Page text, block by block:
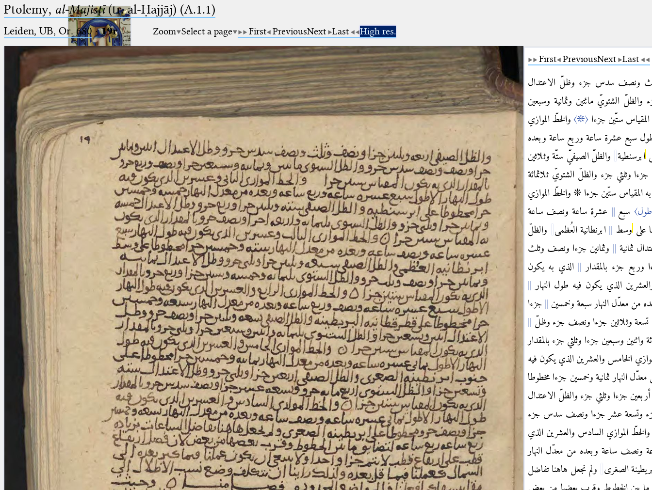
Ptolemaeus
Arabus et Latinus
(the underscore) is the placeholder
for exactly one character.
(the percent sign) is the
placeholder for no, one or more
than one character.
(two percent signs) is the
placeholder for no, one or more
than one character, but not for
blank space (so that a search ends
at word boundaries).
🔎︎
Start
Project
Team
News
Jobs
Publications
Conference
Arabic Works
Arabic Manuscripts
Latin Works
Latin Manuscripts
Latin Early Prints
Images
Texts
Glossary
Resources
Contact·
Impressum·Privacy
· 2013
Print 🖨
Ptolemy, al-Majisṭī(tr. al-Ḥajjāj) (A.1.1)
Leiden, UB, Or. 680·19r Zoom Select a page First PreviousNext Last High res.
First PreviousNext Last
ونصف سدس جزء وظلّ الاعتدال
الشتويّ مائتين وثمانية وسبعين
ستّين جزءا 〈❊〉 والخطّ الموازي
سبع عشرة ساعة وربع ساعة وبعده
ابرسنطية
والظلّ الصيفيّ ستّة وثلاثين
جزءا وثلثي جزء والظلّ الشتويّ ثلاثمائة
المقياس ستّين جزءا ❊ والخطّ الموازي
سبع
عشرة ساعة ونصف ساعة
على وسط ابرنطانية العُظمى
والظلّ
ثمانية
وثمانين جزءا ونصف وثلث
جزء بالمقدار
الذي به يكون
الذي يكون فيه طول النهار
معدّل النهار سبعة وخمسين
جزءا
وثلاثين جزءا ونصف جزء وظلّ
واثنين وسبعين جزءا وثلثي جزء بالمقدار
الخامس والعشرين الذي يكون فيه
النهار ثمانية وخمسين جزءا مخطوطا
جزءا وثلثي جزء والظلّ الاعتدال
جزء وتسعة عشر جزءا ونصف سدس جزء
الموازي السادس والعشرين الذي
ونصف ساعة وبعده من معدّل النهار
الصغرى
ولم نجعل هاهنا تفاضل
بين الخطوط وقرب بعضها من بعض